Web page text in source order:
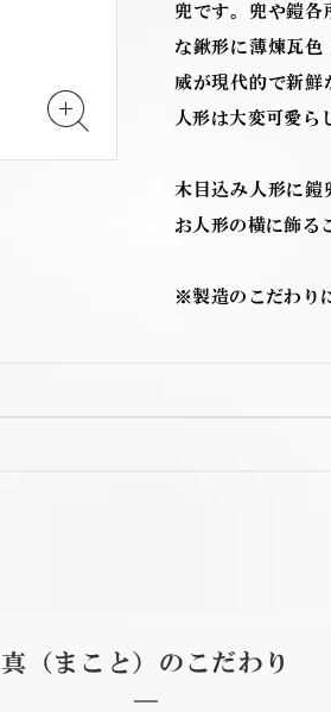
兜です。兜や鎧各
な鍬形に薄煉瓦色
威が現代的で新鮮
人形は大変可愛ら
木目込み人形に鎧
お人形の横に飾る
※製造のこだわり
真（まこと）のこだわり